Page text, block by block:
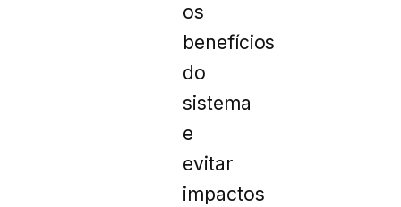
os
benefícios
do
sistema
e
evitar
impactos